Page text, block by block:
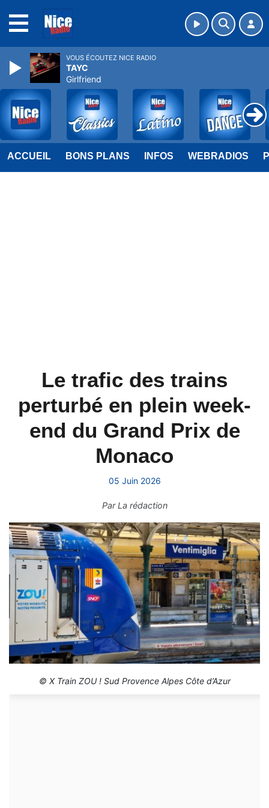
ACCUEIL BONS PLANS INFOS WEBRADIOS
Le trafic des trains
perturbé en plein week-
end du Grand Prix de
Monaco
05 Juin 2026
ParLa rédaction
© X Train ZOU ! Sud Provence Alpes Côte d’Azur
VOUS ÉCOUTEZ NICE RADIO
TAYC
Girlfriend